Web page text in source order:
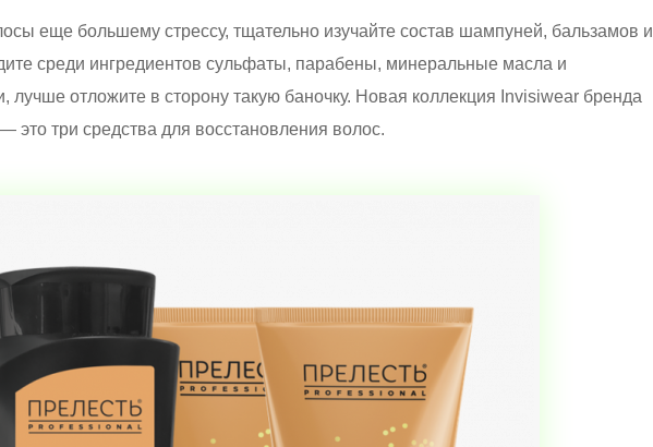
еще большему стрессу, тщательно изучайте состав шампуней, бальзамов и
среди ингредиентов сульфаты, парабены, минеральные масла и
лучше отложите в сторону такую баночку. Новая коллекция Invisiwear бренда
это три средства для восстановления волос.